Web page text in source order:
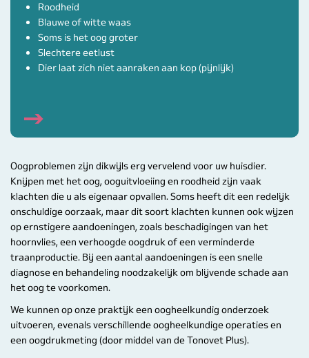
Roodheid
Blauwe of witte waas
Soms is het oog groter
Slechtere eetlust
Dier laat zich niet aanraken aan kop (pijnlijk)
Oogproblemen zijn dikwijls erg vervelend voor uw huisdier.
Knijpen met het oog, ooguitvloeiing en roodheid zijn vaak
klachten die u als eigenaar opvallen. Soms heeft dit een redelijk
onschuldige oorzaak, maar dit soort klachten kunnen ook wijzen
op ernstigere aandoeningen, zoals beschadigingen van het
hoornvlies, een verhoogde oogdruk of een verminderde
traanproductie. Bij een aantal aandoeningen is een snelle
diagnose en behandeling noodzakelijk om blijvende schade aan
het oog te voorkomen.
We kunnen op onze praktijk een oogheelkundig onderzoek
uitvoeren, evenals verschillende oogheelkundige operaties en
een oogdrukmeting (door middel van de Tonovet Plus).